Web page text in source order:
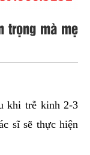
trọng mà mẹ
khi trễ kinh 2-3
sĩ sẽ thực hiện